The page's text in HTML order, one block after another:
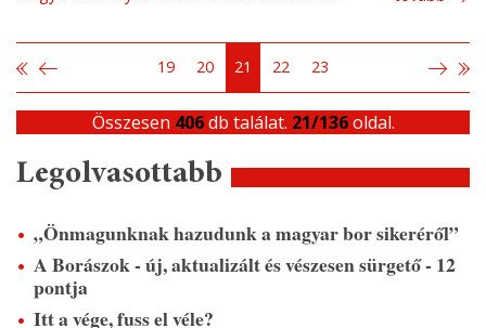
19 20 21 22 23
Összesen 406db találat. 21/136oldal.
Legolvasottabb
„Önmagunknak hazudunk a magyar bor sikeréről”
A Borászok - új, aktualizált és vészesen sürgető - 12
pontja
Itt a vége, fuss el véle?